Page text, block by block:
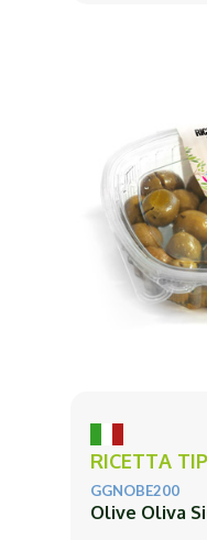
RICETTA
GGNOBE200
Olive Oliva